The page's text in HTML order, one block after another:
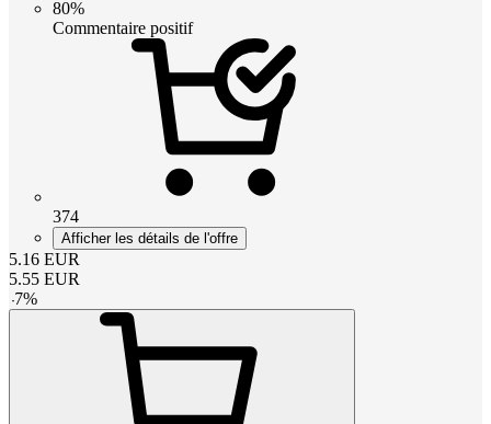
80%
Commentaire positif
374
Afficher les détails de l'offre
5.16 EUR
5.55 EUR
-7%